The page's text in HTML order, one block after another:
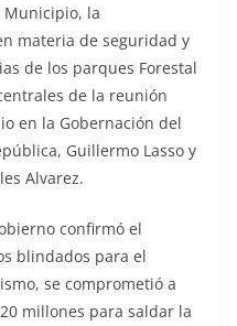
Municipio, la
materia de seguridad y
de los parques Forestal
de la reunión
en la Gobernación del
Guillermo Lasso y
Alvarez.
confirmó el
blindados para el
se comprometió a
millones para saldar la